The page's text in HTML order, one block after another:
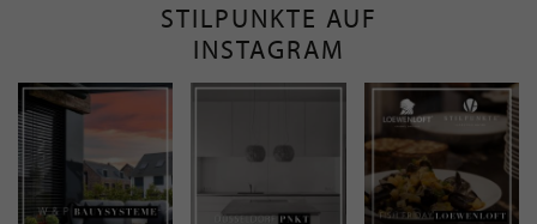
STILPUNKTE AUF
INSTAGRAM